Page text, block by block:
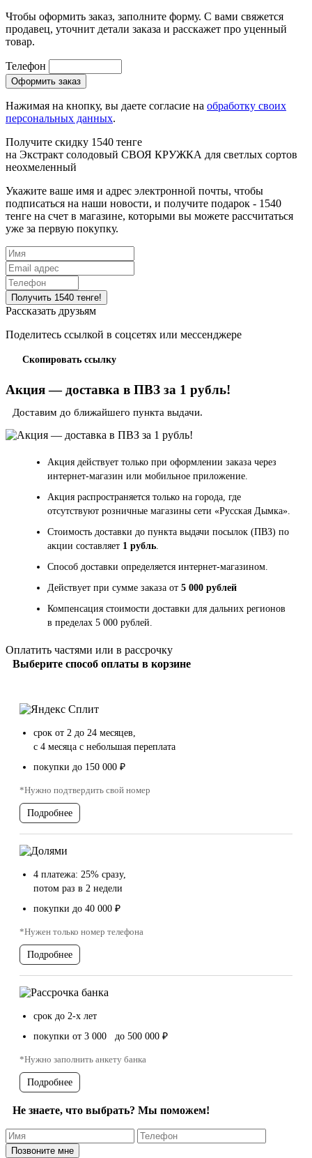
Чтобы оформить заказ, заполните форму. С вами свяжется
продавец, уточнит детали заказа и расскажет про уценный
товар.
Телефон
Нажимая на кнопку, вы даете согласие на обработку своих
персональных данных.
Получите скидку 1540 тенге
на Экстракт солодовый СВОЯ КРУЖКА для светлых сортов
неохмеленный
Укажите ваше имя и адрес электронной почты, чтобы
подписаться на наши новости, и получите подарок - 1540
тенге на счет в магазине, которыми вы можете рассчитаться
уже за первую покупку.
Рассказать друзьям
Поделитесь ссылкой в соцсетях или мессенджере
Скопировать ссылку
Акция — доставка в ПВЗ за 1 рубль!
Доставим до ближайшего пункта выдачи.
Акция действует только при оформлении заказа через
интернет-магазин или мобильное приложение.
Акция распространяется только на города, где
отсутствуют розничные магазины сети «Русская Дымка».
Стоимость доставки до пункта выдачи посылок (ПВЗ) по
акции составляет 1 рубль.
Способ доставки определяется интернет-магазином.
Действует при сумме заказа от 5 000 рублей
Компенсация стоимости доставки для дальних регионов
в пределах 5 000 рублей.
Оплатить частями или в рассрочку
Выберите способ оплаты в корзине
срок от 2 до 24 месяцев,
с 4 месяца с небольшая переплата
покупки до 150 000 ₽
*Нужно подтвердить свой номер
Подробнее
4 платежа: 25% сразу,
потом раз в 2 недели
покупки до 40 000 ₽
*Нужен только номер телефона
Подробнее
срок до 2-х лет
покупки от 3 000 до 500 000 ₽
*Нужно заполнить анкету банка
Подробнее
Не знаете, что выбрать? Мы поможем!